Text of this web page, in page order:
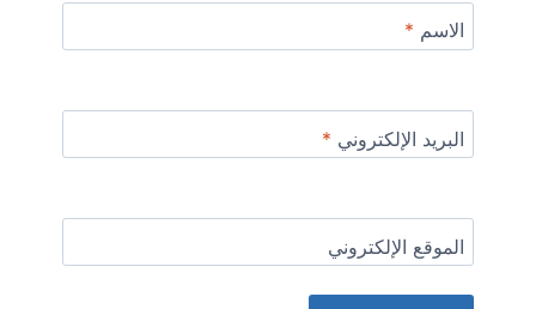
الاسم *
البريد الإلكتروني *
الموقع الإلكتروني